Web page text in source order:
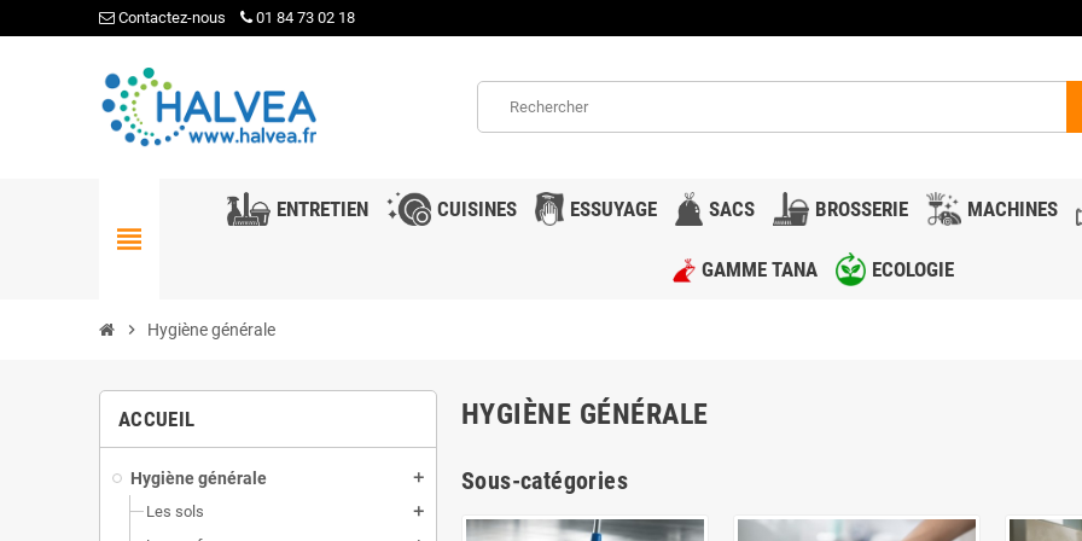
Contactez-nous 01 84 73 02 18
view_headline
ENTRETIEN CUISINES ESSUYAGE SACS BROSSERIE MACHINES
GAMME TANA ECOLOGIE
chevron_right Hygiène générale
ACCUEIL
Hygiène générale add
Les sols add
HYGIÈNE GÉNÉRALE
Sous-catégories